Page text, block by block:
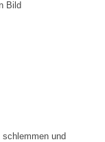
schlemmen und